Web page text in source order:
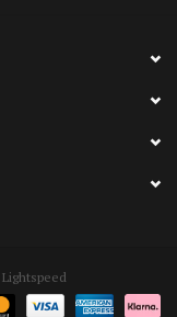
Lightspeed